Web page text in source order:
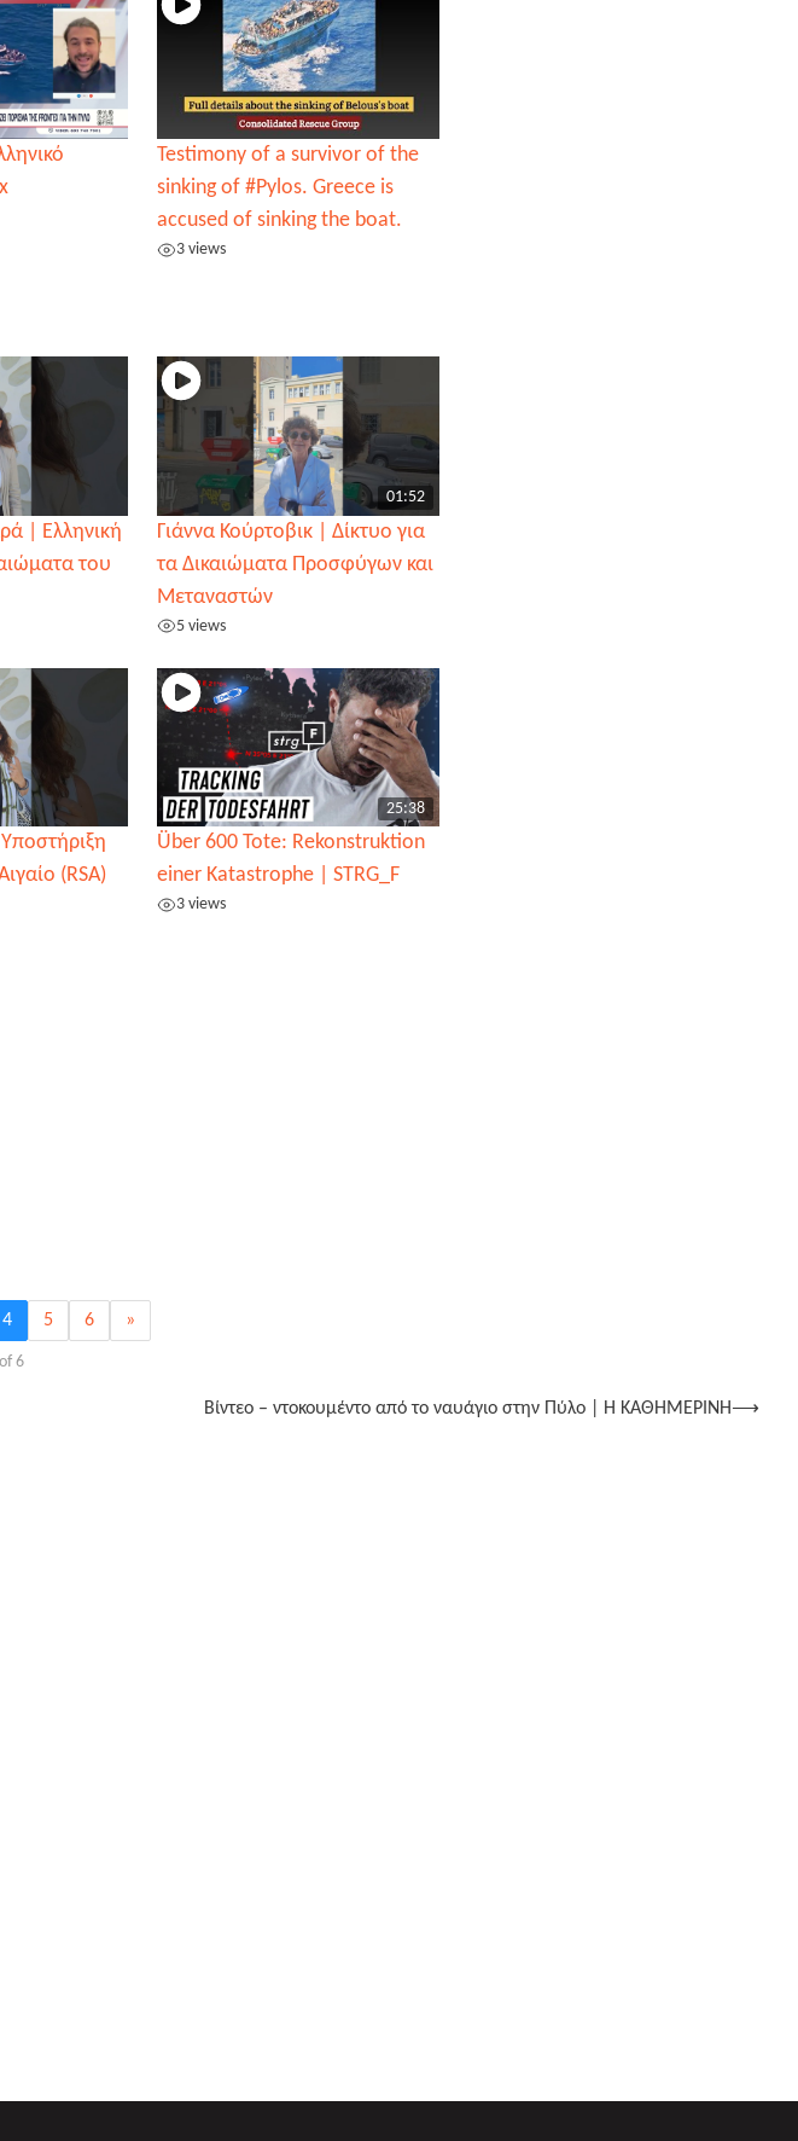
Testimony of a survivor of the
sinking of #Pylos. Greece is
accused of sinking the boat.
3 views
| Ελληνική
του
01:52
Γιάννα Κούρτοβικ | Δίκτυο για
τα Δικαιώματα Προσφύγων και
Μεταναστών
5 views
(RSA)
25:38
Über 600 Tote: Rekonstruktion
einer Katastrophe | STRG_F
3 views
4 5 6 »
6
Βίντεο – ντοκουμέντο από το ναυάγιο στην Πύλο | Η ΚΑΘΗΜΕΡΙΝΗ⟶